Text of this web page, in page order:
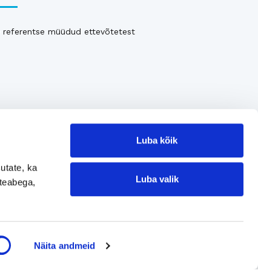
ka
Näita andmeid
Luba kõik
Luba valik
referentse müüdud ettevõtetest
Jätke kontaktisoov